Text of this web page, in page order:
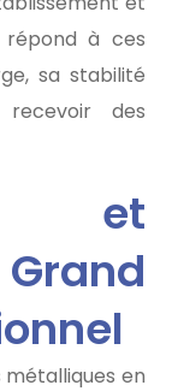
répond à ces
sa stabilité
des
et
en